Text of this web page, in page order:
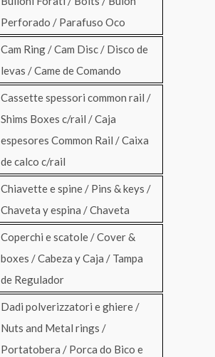
Perforado / Parafuso Oco
Cam Ring / Cam Disc / Disco de
levas / Came de Comando
Cassette spessori common rail /
Shims Boxes c/rail / Caja
espesores Common Rail / Caixa
de calco c/rail
Chiavette e spine / Pins & keys /
Chaveta y espina / Chaveta
Coperchi e scatole / Cover &
boxes / Cabeza y Caja / Tampa
de Regulador
Dadi polverizzatori e ghiere /
Nuts and Metal rings /
Portatobera / Porca do Bico e